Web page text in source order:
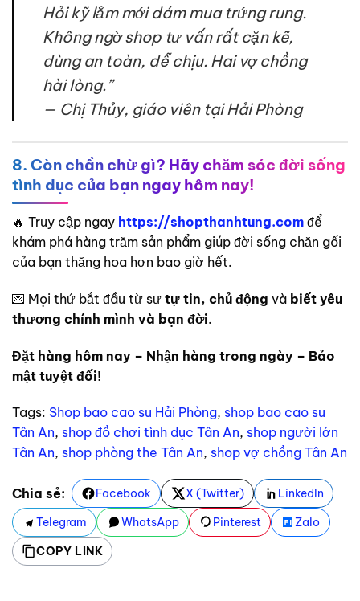
Hỏi kỹ lắm mới dám mua trứng rung.
Không ngờ shop tư vấn rất cặn kẽ,
dùng an toàn, dễ chịu. Hai vợ chồng
hài lòng.”
— Chị Thủy, giáo viên tại Hải Phòng
8. Còn chần chừ gì? Hãy chăm sóc đời sống
tình dục của bạn ngay hôm nay!
🔥 Truy cập ngay https://shopthanhtung.com để
khám phá hàng trăm sản phẩm giúp đời sống chăn gối
của bạn thăng hoa hơn bao giờ hết.
💌 Mọi thứ bắt đầu từ sự tự tin, chủ động và biết yêu
thương chính mình và bạn đời.
Đặt hàng hôm nay – Nhận hàng trong ngày – Bảo
mật tuyệt đối!
Tags: Shop bao cao su Hải Phòng, shop bao cao su
Tân An, shop đồ chơi tình dục Tân An, shop người lớn
Tân An, shop phòng the Tân An, shop vợ chồng Tân An
Chia sẻ: Facebook X (Twitter)
LinkedIn
Telegram
WhatsApp Pinterest
Zalo
COPY LINK